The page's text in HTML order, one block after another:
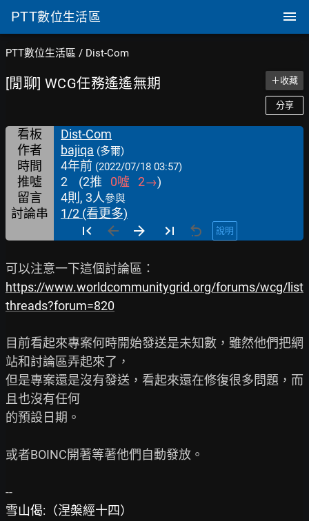
PTT數位生活區
PTT數位生活區 / Dist-Com
[閒聊] WCG任務遙遙無期 ＋收藏
分享
看板
Dist-Com
作者
bajiqa (多爾)
時間 4年前 (2022/07/18 03:57)
推噓 2 (2推 0噓 2→)
留言
4則, 3人參與
討論串 1/2 (看更多)
說明
https://www.worldcommunitygrid.org/forums/wcg/list
threads?forum=820
目前看起來專案何時開始發送是未知數，雖然他們把網
站和討論區弄起來了，
但是專案還是沒有發送，看起來還在修復很多問題，而
且也沒有任何
的預設日期。
或者BOINC開著等著他們自動發放。
雪山偈:（涅槃經十四）